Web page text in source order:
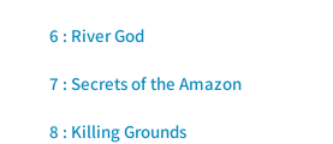
6 : River God
7 : Secrets of the Amazon
8 : Killing Grounds